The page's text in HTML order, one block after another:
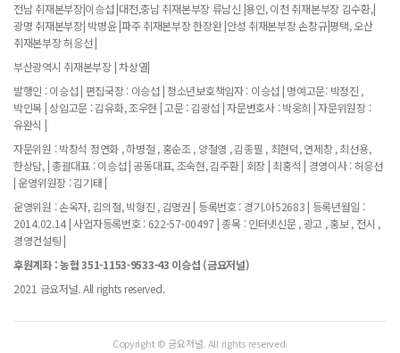
전남 취재본부장|이승섭 |대전,충남 취재본부장 류남신 |용인, 이천 취재본부장 김수환,|
광명 취재본부장| 박병윤 |파주 취재본부장 한장완 |안성 취재본부장 손창규|평택, 오산
취재본부장 허응선 |
부산광역시 취재본부장 | 차상열|
발행인 : 이승섭 | 편집국장 : 이승섭 | 청소년보호책임자 : 이승섭 | 명예고문: 박정진 ,
박인복 | 상임고문 : 김유화, 조우현 | 고문 : 김광섭 | 자문변호사 : 박웅희 | 자문위원장 :
유완식 |
자문위원 : 박창석 정연화 , 하병철 , 홍순조 , 양철영 , 김종필 , 최현덕, 연제창 , 최선용,
한상담, | 총괄대표 : 이승섭 | 공동대표, 조숙현, 김주환 | 회장 | 최홍석 | 경영이사 : 허응선
| 운영위원장 : 김기태 |
운영위원 : 손옥자, 김의철, 박형진 , 김명권 | 등록번호 : 경기.아52683 | 등록년월일 :
2014.02.14 | 사업자등록번호 : 622-57-00497 | 종목 : 인터넷신문 , 광고 , 홍보 , 전시 ,
경영컨설팅 |
후원계좌 : 농협 351-1153-9533-43 이승섭 (금요저널)
2021 금요저널. All rights reserved.
Copyright © 금요저널. All rights reserved.